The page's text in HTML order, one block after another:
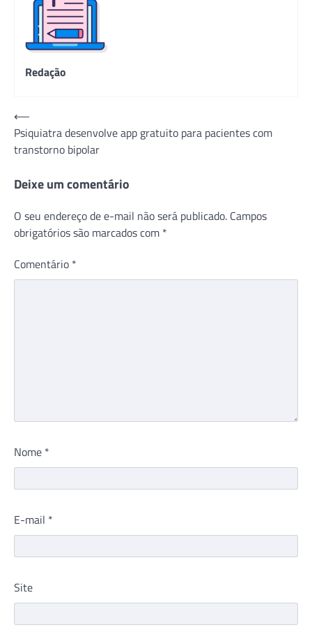
Redação
Navegação
de
Post
⟵
Psiquiatra desenvolve app gratuito para pacientes com
transtorno bipolar
Deixe um comentário
O seu endereço de e-mail não será publicado. Campos
obrigatórios são marcados com *
Comentário *
Nome *
E-mail *
Site